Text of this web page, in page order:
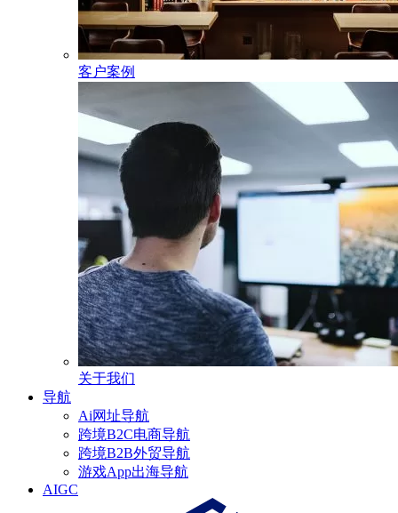
客户案例
关于我们
导航
Ai网址导航
跨境B2C电商导航
跨境B2B外贸导航
游戏App出海导航
AIGC